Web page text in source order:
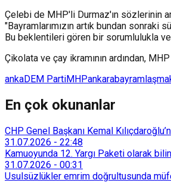
Çelebi de MHP'li Durmaz'ın sözlerinin
"Bayramlarımızın artık bundan
Bu beklentileri gören bir sorumlulukla
Çikolata ve çay ikramının ardından,
ankaDEM PartiMHPankarabayramlaşma
En çok okunanlar
CHP Genel Başkanı Kemal
31.07.2026 - 22:48
Kamuoyunda 12. Yargı Paketi olarak
31.07.2026 - 00:31
Usulsüzlükler emrim doğrultusunda